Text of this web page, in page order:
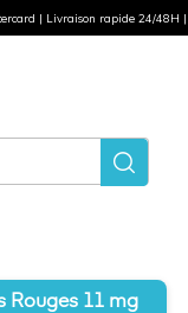
Rouges 11 mg
| Livraison rapide 24/48H |